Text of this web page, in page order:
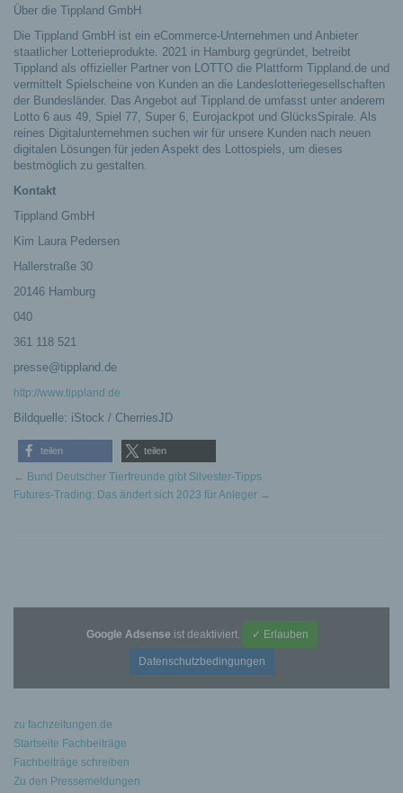
Über die Tippland GmbH
Die Tippland GmbH ist ein eCommerce-Unternehmen und Anbieter
staatlicher Lotterieprodukte. 2021 in Hamburg gegründet, betreibt
Tippland als offizieller Partner von LOTTO die Plattform Tippland.de und
vermittelt Spielscheine von Kunden an die Landeslotteriegesellschaften
der Bundesländer. Das Angebot auf Tippland.de umfasst unter anderem
Lotto 6 aus 49, Spiel 77, Super 6, Eurojackpot und GlücksSpirale. Als
reines Digitalunternehmen suchen wir für unsere Kunden nach neuen
digitalen Lösungen für jeden Aspekt des Lottospiels, um dieses
bestmöglich zu gestalten.
Kontakt
Tippland GmbH
Kim Laura Pedersen
Hallerstraße 30
20146 Hamburg
040
361 118 521
presse@tippland.de
http://www.tippland.de
Bildquelle: iStock / CherriesJD
teilen teilen
← Bund Deutscher Tierfreunde gibt Silvester-Tipps
Futures-Trading: Das ändert sich 2023 für Anleger →
Google Adsense ist deaktiviert. ✓ Erlauben
Datenschutzbedingungen
zu fachzeitungen.de
Startseite Fachbeiträge
Fachbeiträge schreiben
Zu den Pressemeldungen